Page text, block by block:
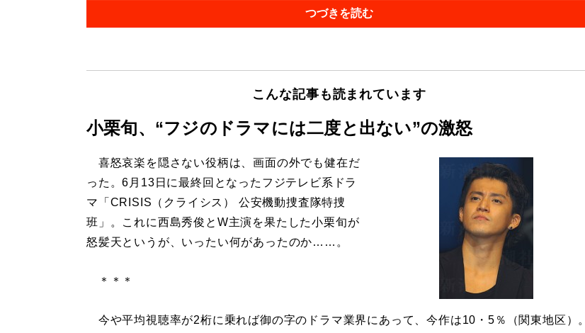
つづきを読む
こんな記事も読まれています
小栗旬、“フジのドラマには二度と出ない”の激怒
喜怒哀楽を隠さない役柄は、画面の外でも健在だ
った。6月13日に最終回となったフジテレビ系ドラ
マ「CRISIS（クライシス） 公安機動捜査隊特捜
班」。これに西島秀俊とW主演を果たした小栗旬が
怒髪天というが、いったい何があったのか……。
＊＊＊
今や平均視聴率が2桁に乗れば御の字のドラマ業界にあって、今作は10・5％（関東地区）。